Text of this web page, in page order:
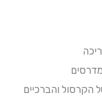
הקרסול והברכיים